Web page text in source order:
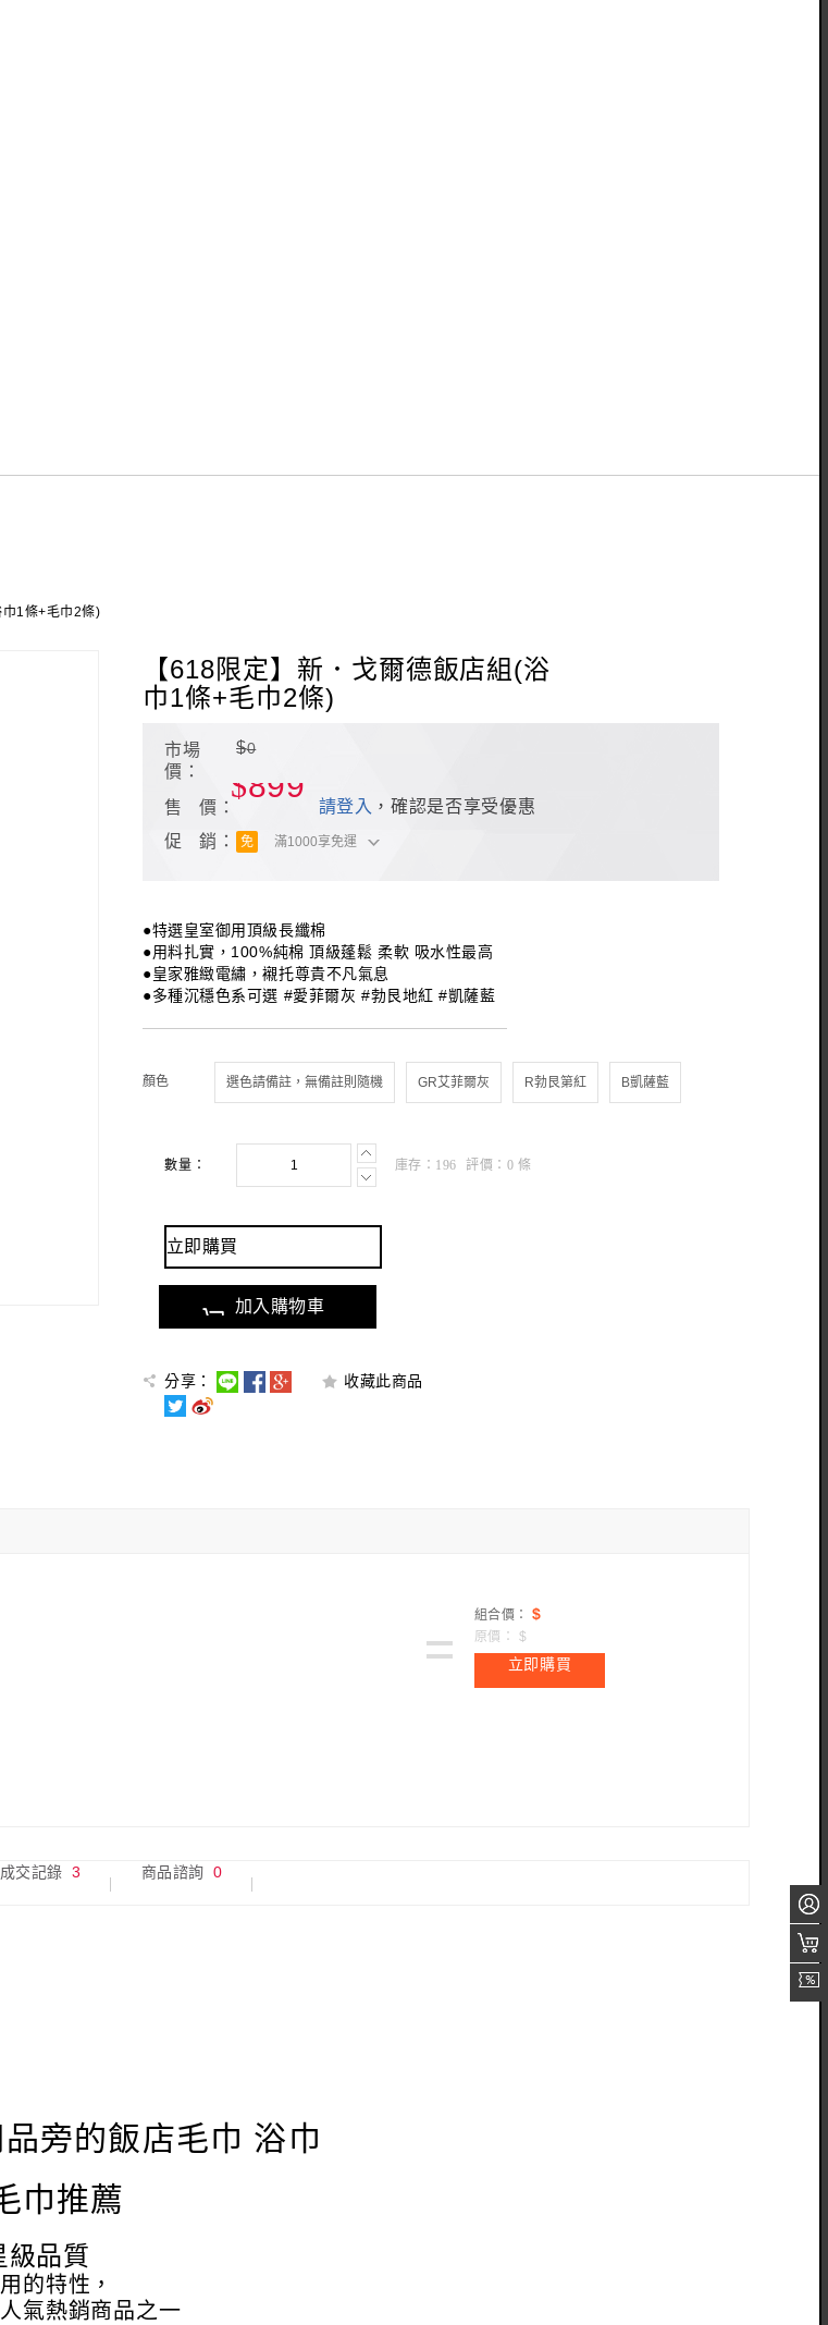
巾1條+毛巾2條)
【618限定】新．戈爾德飯店組(浴
巾1條+毛巾2條)
市場
價：
$0
售 價：
$899
請登入 ，確認是否享受優惠
促 銷：
免 滿1000享免運
●特選皇室御用頂級長纖棉
●用料扎實，100%純棉 頂級蓬鬆 柔軟 吸水性最高
●皇家雅緻電繡，襯托尊貴不凡氣息
●多種沉穩色系可選 #愛菲爾灰 #勃艮地紅 #凱薩藍
顏色
數量： 庫存： 196 評價： 0 條
立即購買
加入購物車
分享： 收藏此商品
組合價：$
原價： $
立即購買
成交記錄 3 商品諮詢 0
巾推薦
級品質
的特性，
氣熱銷商品之一